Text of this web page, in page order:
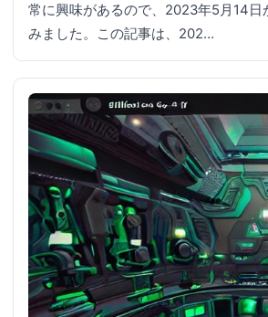
常に興味があるので、2023年5月14日
みました。この記事は、202…